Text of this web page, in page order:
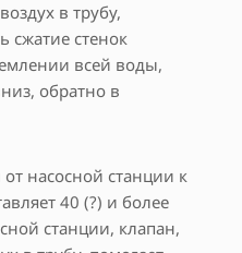
в трубу,
сжатие стенок
всей воды,
обратно в
насосной станции к
40 (?) и более
станции, клапан,